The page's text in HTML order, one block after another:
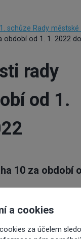
1. schůze Rady
od 1. 1. 2022
rady
od 1.
10 za období
část Praha 10
a cookies
za účelem